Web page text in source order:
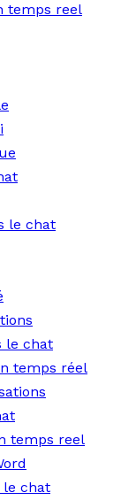
temps reel
le chat
le chat
temps réel
temps reel
le chat